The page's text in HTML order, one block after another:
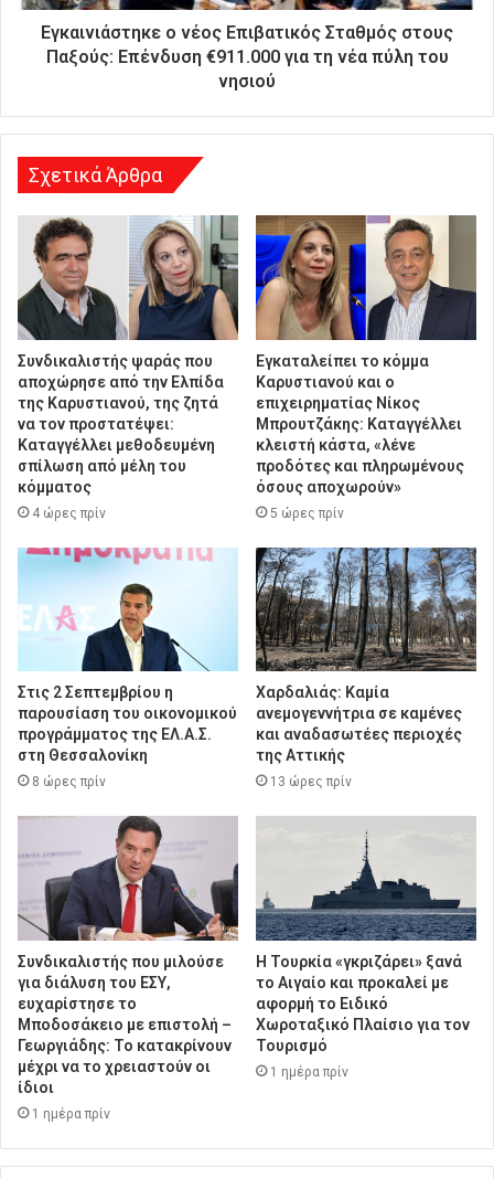
ε
σ
Εγκαινιάστηκε ο νέος Επιβατικός Σταθμός στους
Παξούς: Επένδυση €911.000 για τη νέα πύλη του
νησιού
Σχετικά Άρθρα
Συνδικαλιστής ψαράς που
αποχώρησε από την Ελπίδα
της Καρυστιανού, της ζητά
να τον προστατέψει:
Καταγγέλλει μεθοδευμένη
σπίλωση από μέλη του
κόμματος
4 ώρες πρίν
Εγκαταλείπει το κόμμα
Καρυστιανού και ο
επιχειρηματίας Νίκος
Μπρουτζάκης: Καταγγέλλει
κλειστή κάστα, «λένε
προδότες και πληρωμένους
όσους αποχωρούν»
5 ώρες πρίν
Στις 2 Σεπτεμβρίου η
παρουσίαση του οικονομικού
προγράμματος της ΕΛ.Α.Σ.
στη Θεσσαλονίκη
8 ώρες πρίν
Χαρδαλιάς: Καμία
ανεμογεννήτρια σε καμένες
και αναδασωτέες περιοχές
της Αττικής
13 ώρες πρίν
Συνδικαλιστής που μιλούσε
για διάλυση του ΕΣΥ,
ευχαρίστησε το
Μποδοσάκειο με επιστολή –
Γεωργιάδης: Το κατακρίνουν
μέχρι να το χρειαστούν οι
ίδιοι
1 ημέρα πρίν
Η Τουρκία «γκριζάρει» ξανά
το Αιγαίο και προκαλεί με
αφορμή το Ειδικό
Χωροταξικό Πλαίσιο για τον
Τουρισμό
1 ημέρα πρίν